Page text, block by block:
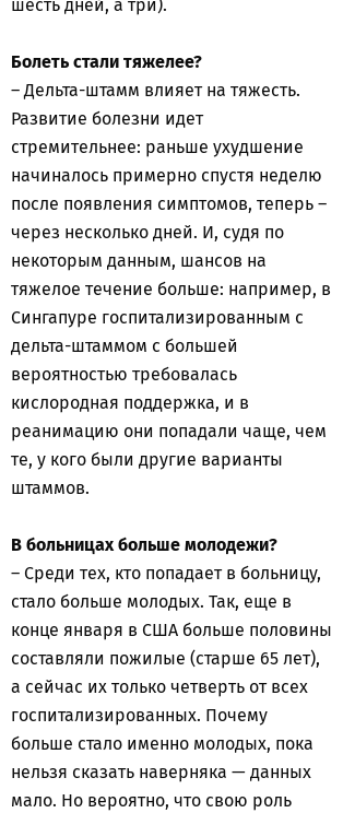
шесть дней, а три).
Болеть стали тяжелее?
– Дельта-штамм влияет на тяжесть.
Развитие болезни идет
стремительнее: раньше ухудшение
начиналось примерно спустя неделю
после появления симптомов, теперь –
через несколько дней. И, судя по
некоторым данным, шансов на
тяжелое течение больше: например, в
Сингапуре госпитализированным с
дельта-штаммом с большей
вероятностью требовалась
кислородная поддержка, и в
реанимацию они попадали чаще, чем
те, у кого были другие варианты
штаммов.
В больницах больше молодежи?
– Среди тех, кто попадает в больницу,
стало больше молодых. Так, еще в
конце января в США больше половины
составляли пожилые (старше 65 лет),
а сейчас их только четверть от всех
госпитализированных. Почему
больше стало именно молодых, пока
нельзя сказать наверняка — данных
мало. Но вероятно, что свою роль